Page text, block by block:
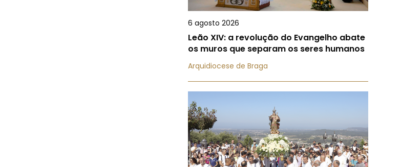
6 agosto 2026
Leão XIV: a revolução do Evangelho abate
os muros que separam os seres humanos
Arquidiocese de Braga